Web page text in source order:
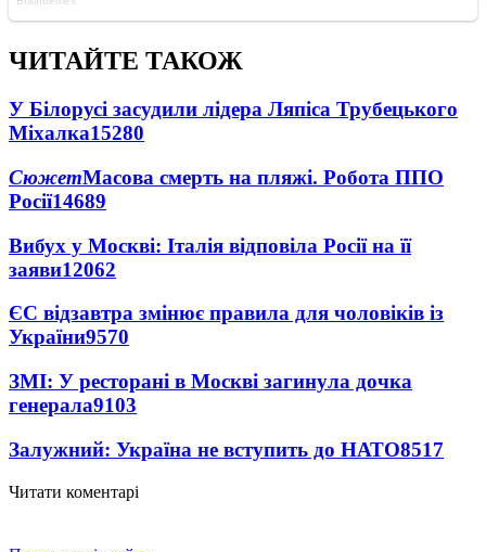
ЧИТАЙТЕ ТАКОЖ
У Білорусі засудили лідера Ляпіса Трубецького
Міхалка15280
СюжетМасова смерть на пляжі. Робота ППО
Росії14689
Вибух у Москві: Італія відповіла Росії на її
заяви12062
ЄС відзавтра змінює правила для чоловіків із
України9570
ЗМІ: У ресторані в Москві загинула дочка
генерала9103
Залужний: Україна не вступить до НАТО8517
Читати коментарі